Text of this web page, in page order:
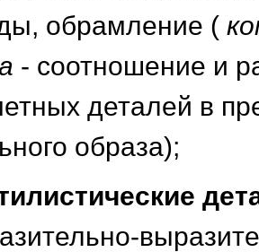
обрамление (
- соотношение и
деталей в
образа);